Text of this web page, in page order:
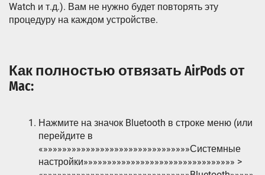
Watch и т.д.). Вам не нужно будет повторять эту
процедуру на каждом устройстве.
Как полностью отвязать AirPods от
Mac:
Нажмите на значок Bluetooth в строке меню (или
перейдите в
«»»»»»»»»»»»»»»»»»»»»»»»»»»»»»»»Системные
настройки»»»»»»»»»»»»»»»»»»»»»»»»»»»»»»»» >